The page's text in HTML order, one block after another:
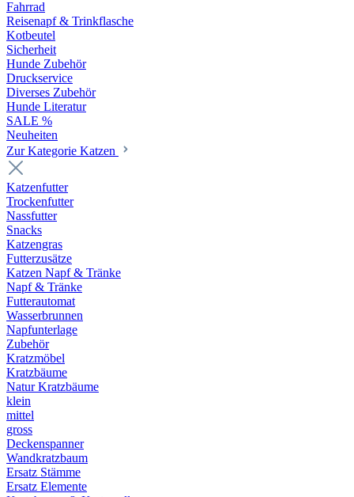
Fahrrad
Reisenapf & Trinkflasche
Kotbeutel
Sicherheit
Hunde Zubehör
Druckservice
Diverses Zubehör
Hunde Literatur
SALE %
Neuheiten
Zur Kategorie Katzen
Katzenfutter
Trockenfutter
Nassfutter
Snacks
Katzengras
Futterzusätze
Katzen Napf & Tränke
Napf & Tränke
Futterautomat
Wasserbrunnen
Napfunterlage
Zubehör
Kratzmöbel
Kratzbäume
Natur Kratzbäume
klein
mittel
gross
Deckenspanner
Wandkratzbaum
Ersatz Stämme
Ersatz Elemente